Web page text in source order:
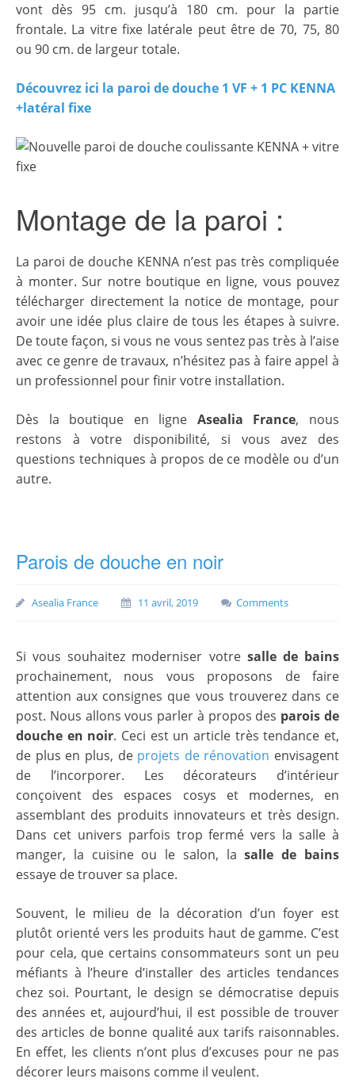
vont dès 95 cm. jusqu’à 180 cm. pour la partie
frontale. La vitre fixe latérale peut être de 70, 75, 80
ou 90 cm. de largeur totale.
Découvrez ici la paroi de douche 1 VF + 1 PC KENNA
+latéral fixe
Montage de la paroi :
La paroi de douche KENNA n’est pas très compliquée
à monter. Sur notre boutique en ligne, vous pouvez
télécharger directement la notice de montage, pour
avoir une idée plus claire de tous les étapes à suivre.
De toute façon, si vous ne vous sentez pas très à l’aise
avec ce genre de travaux, n’hésitez pas à faire appel à
un professionnel pour finir votre installation.
Dès la boutique en ligne Asealia France, nous
restons à votre disponibilité, si vous avez des
questions techniques à propos de ce modèle ou d’un
autre.
Parois de douche en noir
Asealia France 11 avril, 2019 Comments
Si vous souhaitez moderniser votre salle de bains
prochainement, nous vous proposons de faire
attention aux consignes que vous trouverez dans ce
post. Nous allons vous parler à propos des parois de
douche en noir. Ceci est un article très tendance et,
de plus en plus, de projets de rénovation envisagent
de l’incorporer. Les décorateurs d’intérieur
conçoivent des espaces cosys et modernes, en
assemblant des produits innovateurs et très design.
Dans cet univers parfois trop fermé vers la salle à
manger, la cuisine ou le salon, lasalle de bains
essaye de trouver sa place.
Souvent, le milieu de la décoration d’un foyer est
plutôt orienté vers les produits haut de gamme. C’est
pour cela, que certains consommateurs sont un peu
méfiants à l’heure d’installer des articles tendances
chez soi. Pourtant, le design se démocratise depuis
des années et, aujourd’hui, il est possible de trouver
des articles de bonne qualité aux tarifs raisonnables.
En effet, les clients n’ont plus d’excuses pour ne pas
décorer leurs maisons comme il veulent.